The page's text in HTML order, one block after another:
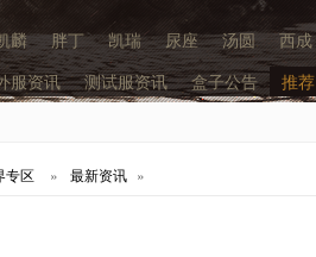
麟 胖丁 凯瑞 尿座 汤圆
西成
服资讯 测试服资讯 盒子公告 推
专区 » 最新资讯 »